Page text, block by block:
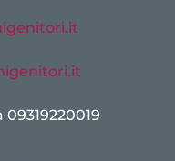
09319220019